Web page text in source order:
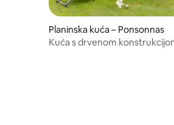
Planinska kuća – Ponsonnas
Kuća s drvenom